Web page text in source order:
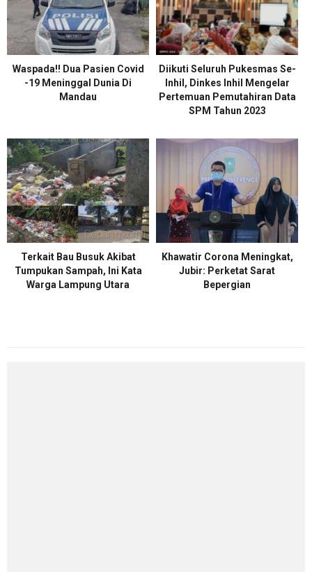
Waspada!! Dua Pasien Covid
-19 Meninggal Dunia Di
Mandau
Diikuti Seluruh Pukesmas Se-
Inhil, Dinkes Inhil Mengelar
Pertemuan Pemutahiran Data
SPM Tahun 2023
Terkait Bau Busuk Akibat
Tumpukan Sampah, Ini Kata
Warga Lampung Utara
Khawatir Corona Meningkat,
Jubir: Perketat Sarat
Bepergian